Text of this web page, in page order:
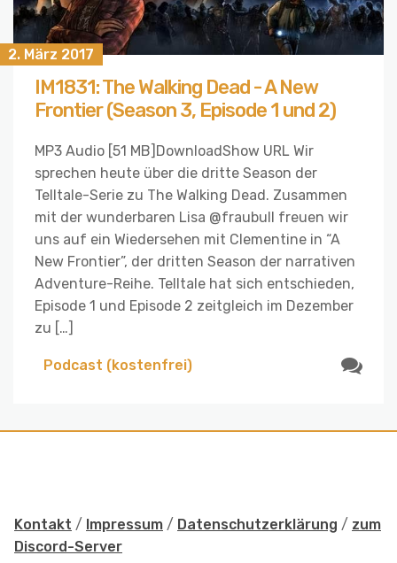
2. März 2017
IM1831: The Walking Dead - A New
Frontier (Season 3, Episode 1 und 2)
MP3 Audio [51 MB]DownloadShow URL Wir
sprechen heute über die dritte Season der
Telltale-Serie zu The Walking Dead. Zusammen
mit der wunderbaren Lisa @fraubull freuen wir
uns auf ein Wiedersehen mit Clementine in “A
New Frontier”, der dritten Season der narrativen
Adventure-Reihe. Telltale hat sich entschieden,
Episode 1 und Episode 2 zeitgleich im Dezember
zu […]
Podcast (kostenfrei)
Kontakt / Impressum / Datenschutzerklärung / zum
Discord-Server